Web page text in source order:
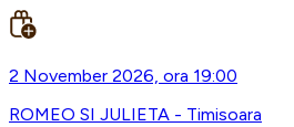
2 November 2026, ora 19:00
ROMEO SI JULIETA - Timisoara